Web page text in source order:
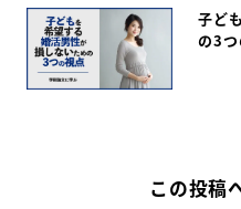
子ど
の3
この投稿